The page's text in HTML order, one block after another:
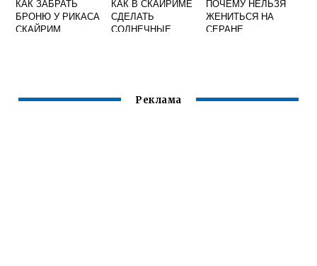
КАК ЗАБРАТЬ
БРОНЮ У РИКАСА
СКАЙРИМ
КАК В СКАЙРИМЕ
СДЕЛАТЬ
СОЛНЕЧНЫЕ
ПОЧЕМУ НЕЛЬЗЯ
ЖЕНИТЬСЯ НА
СЕРАНЕ
Реклама